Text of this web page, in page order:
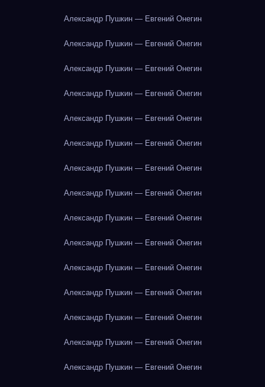
Александр Пушкин — Евгений Онегин
Александр Пушкин — Евгений Онегин
Александр Пушкин — Евгений Онегин
Александр Пушкин — Евгений Онегин
Александр Пушкин — Евгений Онегин
Александр Пушкин — Евгений Онегин
Александр Пушкин — Евгений Онегин
Александр Пушкин — Евгений Онегин
Александр Пушкин — Евгений Онегин
Александр Пушкин — Евгений Онегин
Александр Пушкин — Евгений Онегин
Александр Пушкин — Евгений Онегин
Александр Пушкин — Евгений Онегин
Александр Пушкин — Евгений Онегин
Александр Пушкин — Евгений Онегин